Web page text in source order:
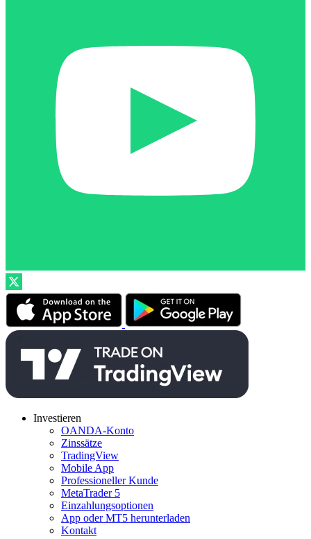
Investieren
OANDA-Konto
Zinssätze
TradingView
Mobile App
Professioneller Kunde
MetaTrader 5
Einzahlungsoptionen
App oder MT5 herunterladen
Kontakt